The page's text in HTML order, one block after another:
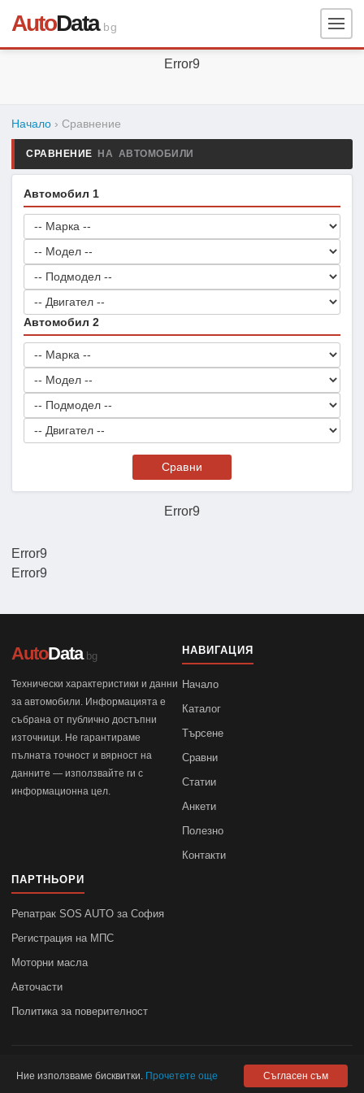
AutoData.bg
Error9
Error9
Начало › Сравнение
СРАВНЕНИЕ НА АВТОМОБИЛИ
Автомобил 1
Автомобил 2
Сравни
Error9
Error9
AutoData.bg
Технически характеристики и данни
за автомобили. Информацията е
събрана от публично достъпни
източници. Не гарантираме
пълната точност и вярност на
данните — използвайте ги с
информационна цел.
НАВИГАЦИЯ
Начало
Каталог
Търсене
Сравни
Статии
Анкети
Полезно
Контакти
ПАРТНЬОРИ
Репатрак SOS AUTO за София
Регистрация на МПС
Моторни масла
Авточасти
Политика за поверителност
autodata.bg не носи отговорност за точността на данните.
Ние използваме бисквитки. Прочетете още Съгласен съм